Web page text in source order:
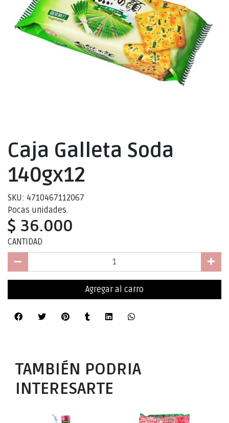
Caja Galleta Soda
140gx12
SKU: 4710467112067
Pocas unidades.
$ 36.000
CANTIDAD
Agregar al carro
TAMBIÉN PODRIA
INTERESARTE